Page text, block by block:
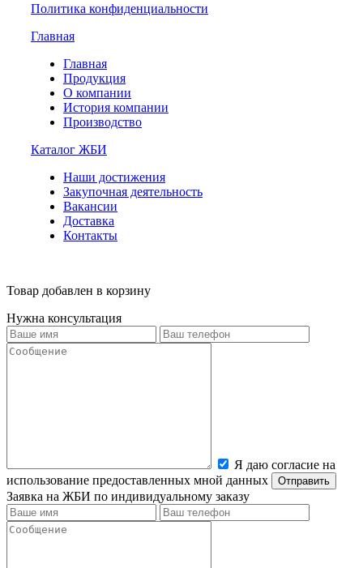
Политика конфиденциальности
Главная
Главная
Продукция
О компании
История компании
Производство
Каталог ЖБИ
Наши достижения
Закупочная деятельность
Вакансии
Доставка
Контакты
Товар добавлен в корзину
Нужна консультация
Я даю согласие на
использование предоставленных мной данных
Заявка на ЖБИ по индивидуальному заказу